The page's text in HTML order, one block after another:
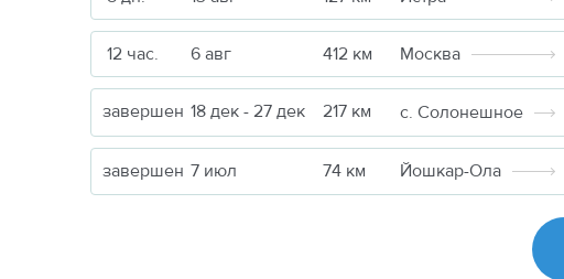
12 час. 6 авг 412 км Москва
завершен 18 дек - 27 дек 217 км с. Солонешное
завершен 7 июл 74 км Йошкар-Ола